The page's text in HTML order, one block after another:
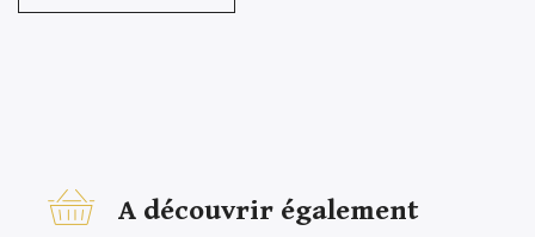
A découvrir également